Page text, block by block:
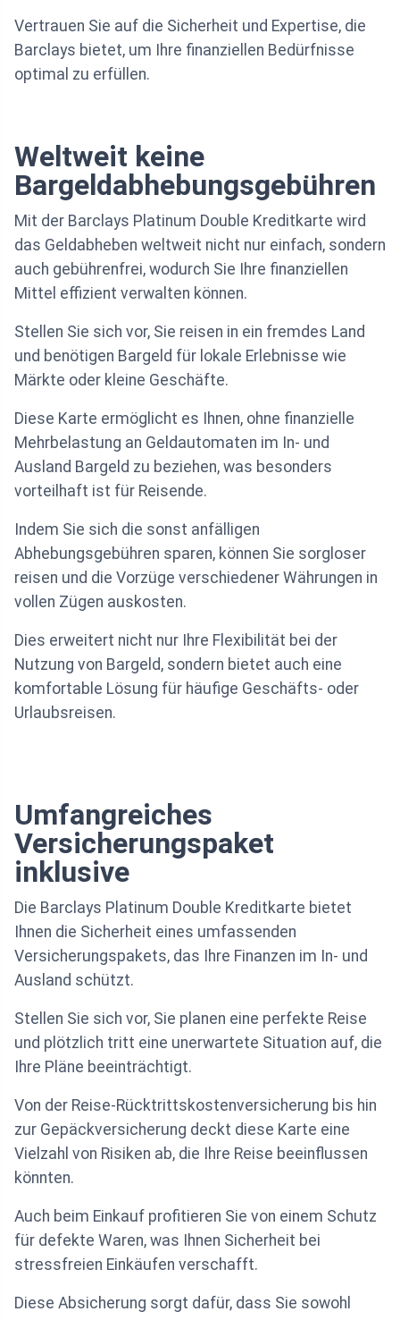
Vertrauen Sie auf die Sicherheit und Expertise, die
Barclays bietet, um Ihre finanziellen Bedürfnisse
optimal zu erfüllen.
Weltweit keine
Bargeldabhebungsgebühren
Mit der Barclays Platinum Double Kreditkarte wird
das Geldabheben weltweit nicht nur einfach, sondern
auch gebührenfrei, wodurch Sie Ihre finanziellen
Mittel effizient verwalten können.
Stellen Sie sich vor, Sie reisen in ein fremdes Land
und benötigen Bargeld für lokale Erlebnisse wie
Märkte oder kleine Geschäfte.
Diese Karte ermöglicht es Ihnen, ohne finanzielle
Mehrbelastung an Geldautomaten im In- und
Ausland Bargeld zu beziehen, was besonders
vorteilhaft ist für Reisende.
Indem Sie sich die sonst anfälligen
Abhebungsgebühren sparen, können Sie sorgloser
reisen und die Vorzüge verschiedener Währungen in
vollen Zügen auskosten.
Dies erweitert nicht nur Ihre Flexibilität bei der
Nutzung von Bargeld, sondern bietet auch eine
komfortable Lösung für häufige Geschäfts- oder
Urlaubsreisen.
Umfangreiches
Versicherungspaket
inklusive
Die Barclays Platinum Double Kreditkarte bietet
Ihnen die Sicherheit eines umfassenden
Versicherungspakets, das Ihre Finanzen im In- und
Ausland schützt.
Stellen Sie sich vor, Sie planen eine perfekte Reise
und plötzlich tritt eine unerwartete Situation auf, die
Ihre Pläne beeinträchtigt.
Von der Reise-Rücktrittskostenversicherung bis hin
zur Gepäckversicherung deckt diese Karte eine
Vielzahl von Risiken ab, die Ihre Reise beeinflussen
könnten.
Auch beim Einkauf profitieren Sie von einem Schutz
für defekte Waren, was Ihnen Sicherheit bei
stressfreien Einkäufen verschafft.
Diese Absicherung sorgt dafür, dass Sie sowohl